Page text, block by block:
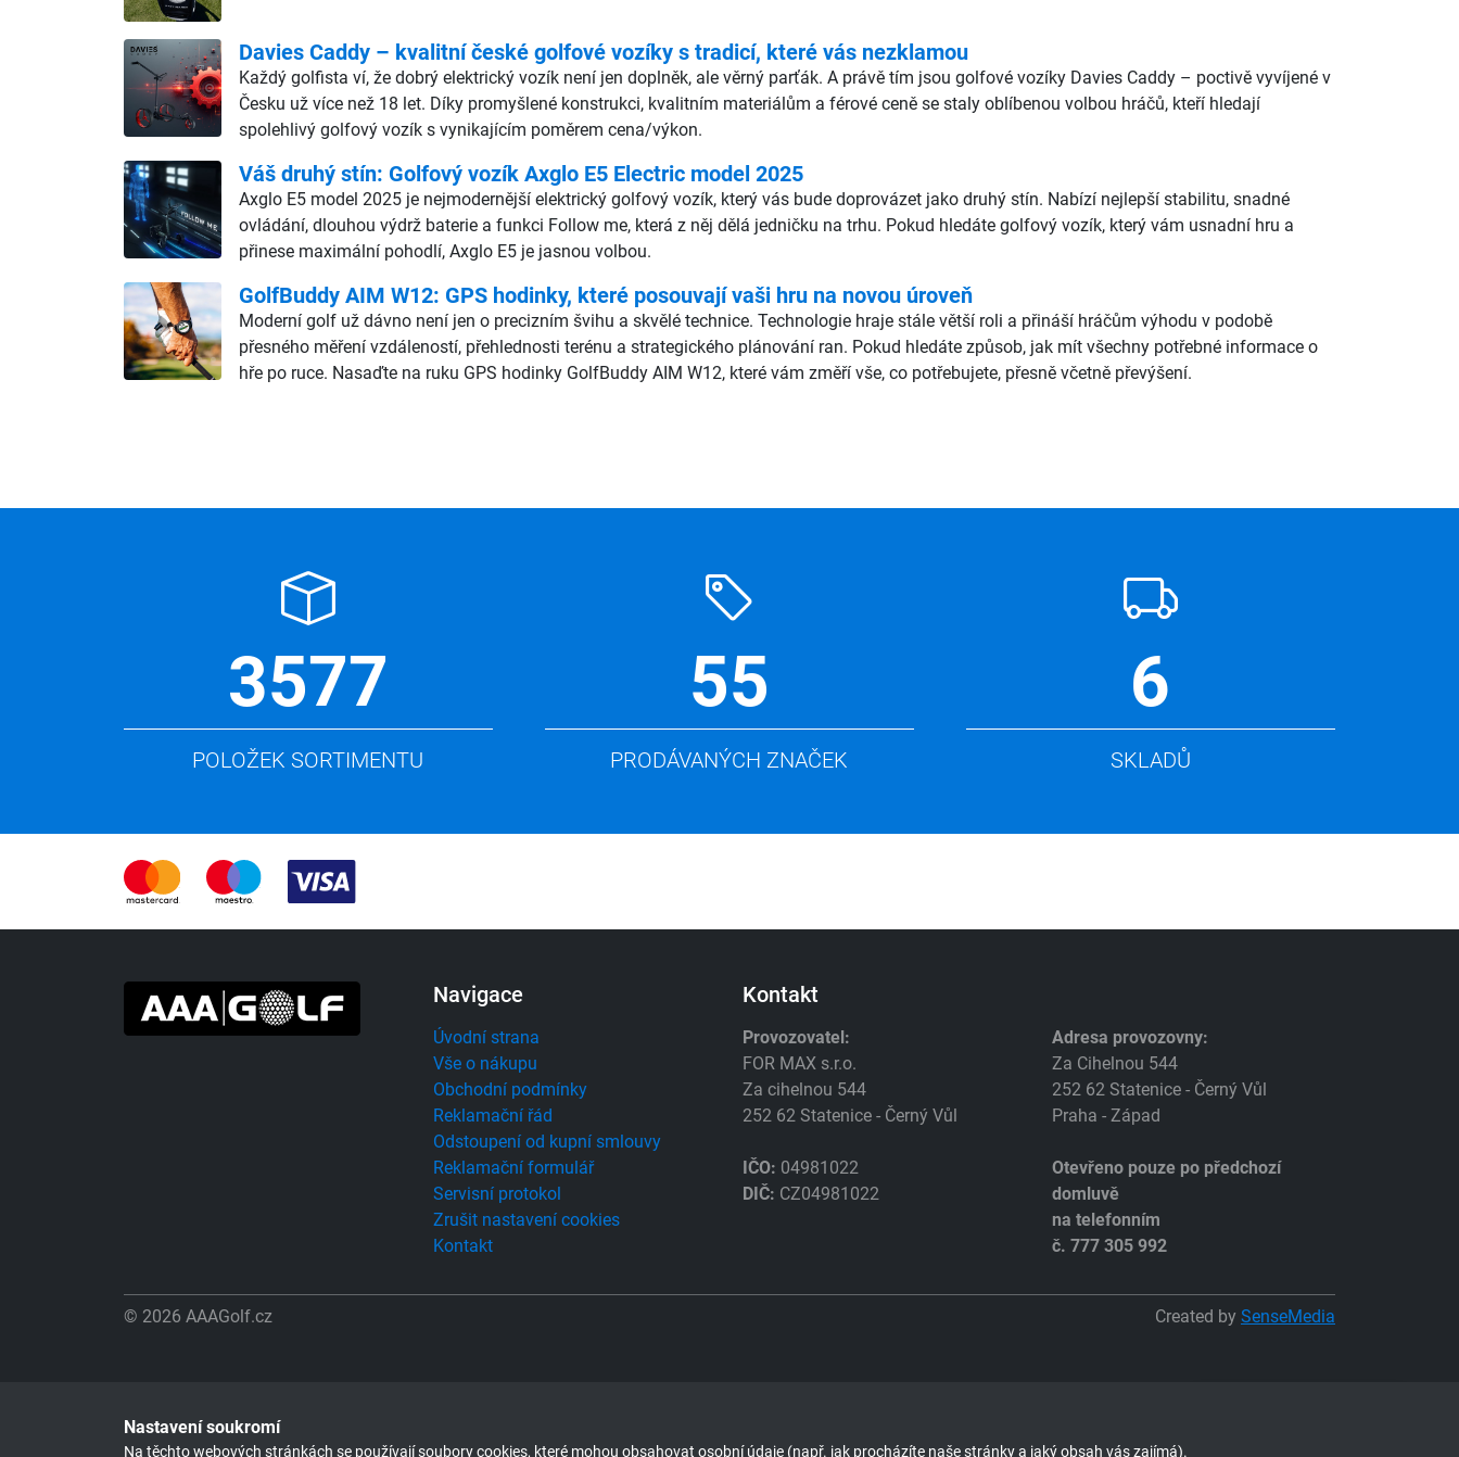
Davies Caddy – kvalitní české golfové vozíky s tradicí, které vás nezklamou
Každý golfista ví, že dobrý elektrický vozík není jen doplněk, ale věrný parťák. A právě tím jsou golfové vozíky Davies Caddy – poctivě vyvíjené v
Česku už více než 18 let. Díky promyšlené konstrukci, kvalitním materiálům a férové ceně se staly oblíbenou volbou hráčů, kteří hledají
spolehlivý golfový vozík s vynikajícím poměrem cena/výkon.
Váš druhý stín: Golfový vozík Axglo E5 Electric model 2025
Axglo E5 model 2025 je nejmodernější elektrický golfový vozík, který vás bude doprovázet jako druhý stín. Nabízí nejlepší stabilitu, snadné
ovládání, dlouhou výdrž baterie a funkci Follow me, která z něj dělá jedničku na trhu. Pokud hledáte golfový vozík, který vám usnadní hru a
přinese maximální pohodlí, Axglo E5 je jasnou volbou.
GolfBuddy AIM W12: GPS hodinky, které posouvají vaši hru na novou úroveň
Moderní golf už dávno není jen o precizním švihu a skvělé technice. Technologie hraje stále větší roli a přináší hráčům výhodu v podobě
přesného měření vzdáleností, přehlednosti terénu a strategického plánování ran. Pokud hledáte způsob, jak mít všechny potřebné informace o
hře po ruce. Nasaďte na ruku GPS hodinky GolfBuddy AIM W12, které vám změří vše, co potřebujete, přesně včetně převýšení.
3577
POLOŽEK SORTIMENTU
55
PRODÁVANÝCH ZNAČEK
6
SKLADŮ
Navigace
Úvodní strana
Vše o nákupu
Obchodní podmínky
Reklamační řád
Odstoupení od kupní smlouvy
Reklamační formulář
Servisní protokol
Zrušit nastavení cookies
Kontakt
Kontakt
Provozovatel:
FOR MAX s.r.o.
Za cihelnou 544
252 62 Statenice - Černý Vůl
IČO: 04981022
DIČ: CZ04981022
Adresa provozovny:
Za Cihelnou 544
252 62 Statenice - Černý Vůl
Praha - Západ
Otevřeno pouze po předchozí
domluvě
na telefonním
č. 777 305 992
© 2026 AAAGolf.cz Created by SenseMedia
Nastavení soukromí
Na těchto webových stránkách se používají soubory cookies, které mohou obsahovat osobní údaje (např. jak procházíte naše stránky a jaký obsah vás zajímá).